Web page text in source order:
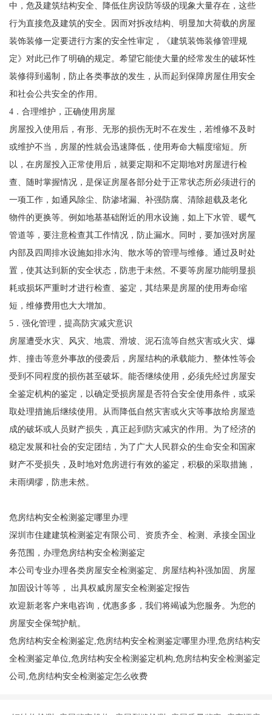
中，危及建筑结构安全、降低住房设防等级的现象大量存在，这些
行为直接危及建筑的安全。因而对拆改结构、明显加大荷载的房屋
装饰装修一定要进行方案的安全性审定，《建筑装饰装修管理规
定》对此已作了明确的规定。希望它能使大量的经常发生的破坏性
装修得到遏制，防止各类事故的发生，从而起到保障房屋住用安全
和社会公共安全的作用。
4．合理维护，正确使用房屋
房屋投入使用后，有形、无形的损伤无时不在发生，若维修不及时
或维护不当，房屋的性就会迅速降低，使用寿命大幅度缩短。所
以，在房屋投入正常使用后，就要定期和不定期地对房屋进行检
查、随时掌握情况，是保证房屋各部分处于正常状态所必须进行的
一项工作，如通风除尘、防渗堵漏、补强防腐、清除超载及老化
物件的更换等。例如地基基础附近的用水设施，如上下水管、暖气
管道等，要注意检查其工作情况，防止漏水。同时，要加强对房屋
内部及四周排水设施如排水沟、散水等的管理与维修。通过及时处
置，使其达到新的安全状态，防患于未然。不要等房屋功能明显损
耗或损坏严重时才进行检查、鉴定，其结果是房屋的使用寿命缩
短，维修费用也大大增加。
5．强化管理，提高防灾减灾意识
房屋遭受水灾、风灾、地震、滑坡、泥石流等自然灾害或火灾、爆
炸、撞击等意外事故的侵袭后，房屋结构的承载能力、整体性等会
受到不同程度的损伤甚至破坏。能否继续使用，必须先经过房屋安
全鉴定机构的鉴定，以确定受损房屋是否符合安全使用条件，或采
取处理措施后继续使用。从而降低自然灾害或火灾等事故给房屋造
成的破坏或人员财产损失，真正起到防灾减灾的作用。为了经济的
稳定发展和社会的安定团结，为了广大人民群众的生命安全和国家
财产不受损失，及时地对危房进行有效的鉴定，积极的采取措施，
未雨绸缪，防患未然。
危房结构安全检测鉴定哪里办理
深圳市住建建筑检测鉴定有限公司、资质齐全、检测、承接全国业
务范围，办理危房结构安全检测鉴定
本公司专业办理各类房屋安全检测鉴定、房屋结构补强加固、房屋
加固设计等等， 出具权威房屋安全检测鉴定报告
欢迎新老客户来电咨询，优惠多多，我们将竭诚为您服务。为您的
房屋安全保驾护航。
危房结构安全检测鉴定,危房结构安全检测鉴定哪里办理,危房结构安
全检测鉴定单位,危房结构安全检测鉴定机构,危房结构安全检测鉴定
公司,危房结构安全检测鉴定怎么收费